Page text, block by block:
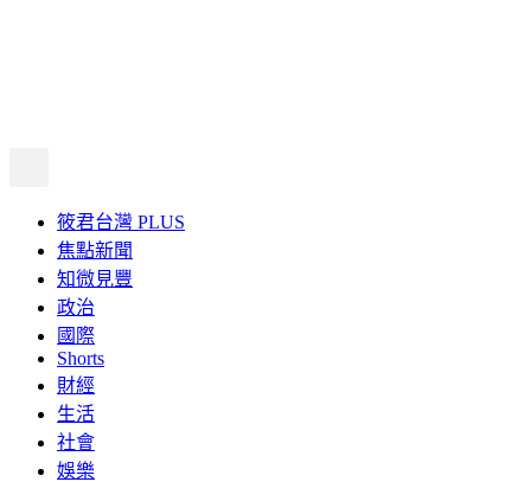
筱君台灣 PLUS
焦點新聞
知微見豐
政治
國際
Shorts
財經
生活
社會
娛樂